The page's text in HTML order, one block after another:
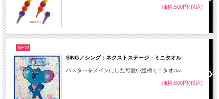
価格:500円(税込)
NEW
SING／シング：ネクストステージ ミニタオル
バスターをメインにした可愛い総柄ミニタオル♪
価格:600円(税込)